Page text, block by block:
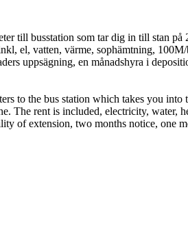
till busstation som tar dig in till stan på
el, vatten, värme, sophämtning,
uppsägning, en månadshyra i
to the bus station which takes you
The rent is included, electricity, water,
of extension, two months notice, one